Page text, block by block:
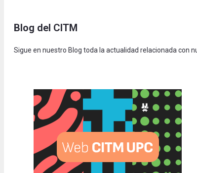
Blog del CITM
Sigue en nuestro Blog toda la actualidad relacionada con